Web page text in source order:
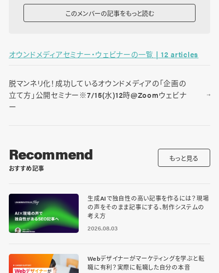
このメンバーの記事をもっと読む
オウンドメディアセミナー・ウェビナーの一覧 | 12 articles
脱マンネリ化！成功しているオウンドメディアの「企画の
立て方」公開セミナー※7/15(水)12時@Zoomウェビナ
ー
Recommend
おすすめ記事
もっと見る
生成AIで独自性の高い記事を作るには？現場
の声をそのまま記事にする、制作システムの
考え方
2026.08.03
Webデザイナーがマーケティングを学ぶと転
職に有利？実際に転職した自分の本音